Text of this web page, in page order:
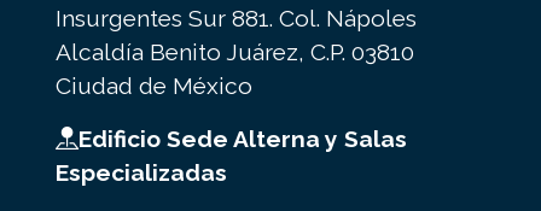
Insurgentes Sur 881. Col. Nápoles
Alcaldía Benito Juárez, C.P. 03810
Ciudad de México
Edificio Sede Alterna y Salas
Especializadas